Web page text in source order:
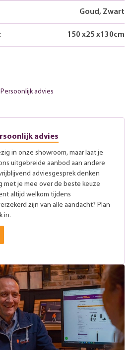
Goud, Zwart
: 150 x25 x130cm
Persoonlijk advies
advies
in onze showroom, maar laat je
uitgebreide aanbod aan andere
adviesgesprek denken
met je mee over de beste keuze
altijd welkom tijdens
zijn van alle aandacht? Plan
in.